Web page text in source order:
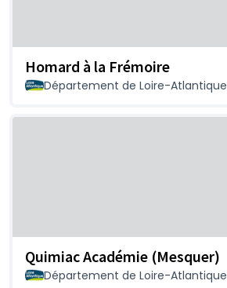
Homard à la Frémoire
Département de Loire-Atlantique
Quimiac Académie (Mesquer)
Département de Loire-Atlantique